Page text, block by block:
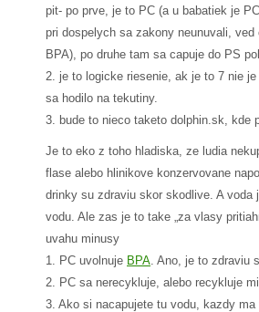
pit- po prve, je to PC (a u babatiek je
pri dospelych sa zakony neunuvali,
BPA), po druhe tam sa capuje do PS
2. je to logicke riesenie, ak je to 7 nie
sa hodilo na tekutiny.
3. bude to nieco taketo dolphin.sk, kde
Je to eko z toho hladiska, ze ludia
flase alebo hlinikove konzervovane
drinky su zdraviu skor skodlive. A voda
vodu. Ale zas je to take „za vlasy
uvahu minusy
1. PC uvolnuje BPA. Ano, je to zdraviu
2. PC sa nerecykluje, alebo recykluje
3. Ako si nacapujete tu vodu, kazdy